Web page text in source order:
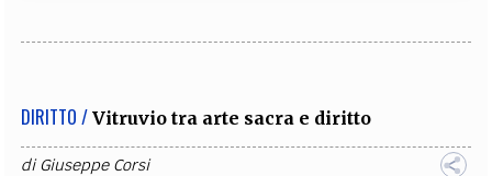
DIRITTO / Vitruvio tra arte sacra e diritto
diGiuseppe Corsi